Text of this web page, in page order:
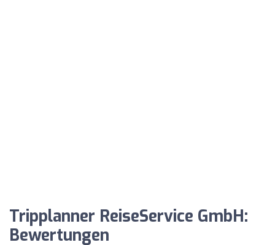
Tripplanner ReiseService GmbH:
Bewertungen